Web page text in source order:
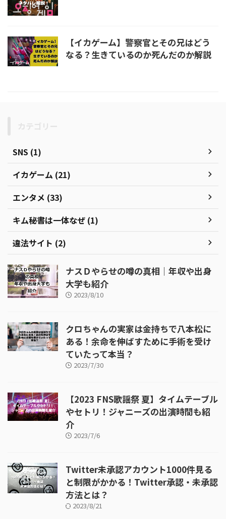
【イカゲーム】警察官とその兄はどう
なる？生きているのか死んだのか解説
SNS (1)
イカゲーム (21)
エンタメ (33)
キム秘書は一体なぜ (1)
違法サイト (2)
ナスＤやらせの噂の真相｜年収や出身
大学も紹介
2023/8/10
クロちゃんの実家は金持ちで八本松に
ある！余命を伸ばすために手術を受け
ていたって本当？
2023/7/30
【2023 FNS歌謡祭 夏】タイムテーブル
やセトリ！ジャニーズの出演時間も紹
介
2023/7/6
Twitter未承認アカウント1000件見る
と制限がかかる！Twitter承認・未承認
方法とは？
2023/8/21